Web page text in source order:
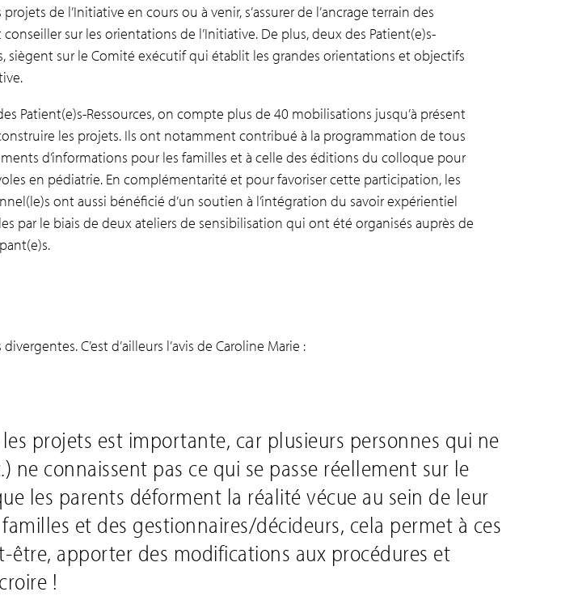
de l’Initiative en cours ou à venir, s’assurer de l’ancrage terrain des
sur les orientations de l’Initiative. De plus, deux des Patient(e)s-
siègent sur le Comité exécutif qui établit les grandes orientations et objectifs
Patient(e)s-Ressources, on compte plus de 40 mobilisations jusqu’à présent
les projets. Ils ont notamment contribué à la programmation de tous
d’informations pour les familles et à celle des éditions du colloque pour
en pédiatrie. En complémentarité et pour favoriser cette participation, les
ont aussi bénéficié d’un soutien à l’intégration du savoir expérientiel
par le biais de deux ateliers de sensibilisation qui ont été organisés auprès de
C’est d’ailleurs l’avis de Caroline Marie :
projets est importante, car plusieurs personnes qui ne
connaissent pas ce qui se passe réellement sur le
les parents déforment la réalité vécue au sein de leur
et des gestionnaires/décideurs, cela permet à ces
apporter des modifications aux procédures et
!